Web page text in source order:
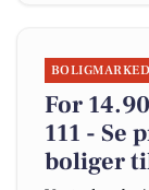
BOLIGMARKED
For
111 - Se
boliger